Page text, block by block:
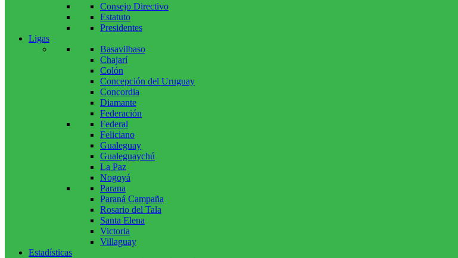
Consejo Directivo
Estatuto
Presidentes
Ligas
Basavilbaso
Chajarí
Colón
Concepción del Uruguay
Concordia
Diamante
Federación
Federal
Feliciano
Gualeguay
Gualeguaychú
La Paz
Nogoyá
Parana
Paraná Campaña
Rosario del Tala
Santa Elena
Victoria
Villaguay
Estadísticas